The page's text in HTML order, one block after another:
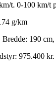
t. 0-100 km/t
g/km
190
975.400 kr.